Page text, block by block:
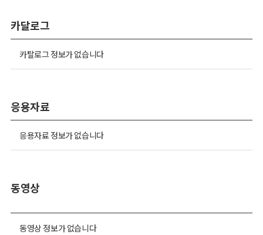
카달로그
카탈로그 정보가 없습니다
응용자료
응용자료 정보가 없습니다
동영상
동영상 정보가 없습니다